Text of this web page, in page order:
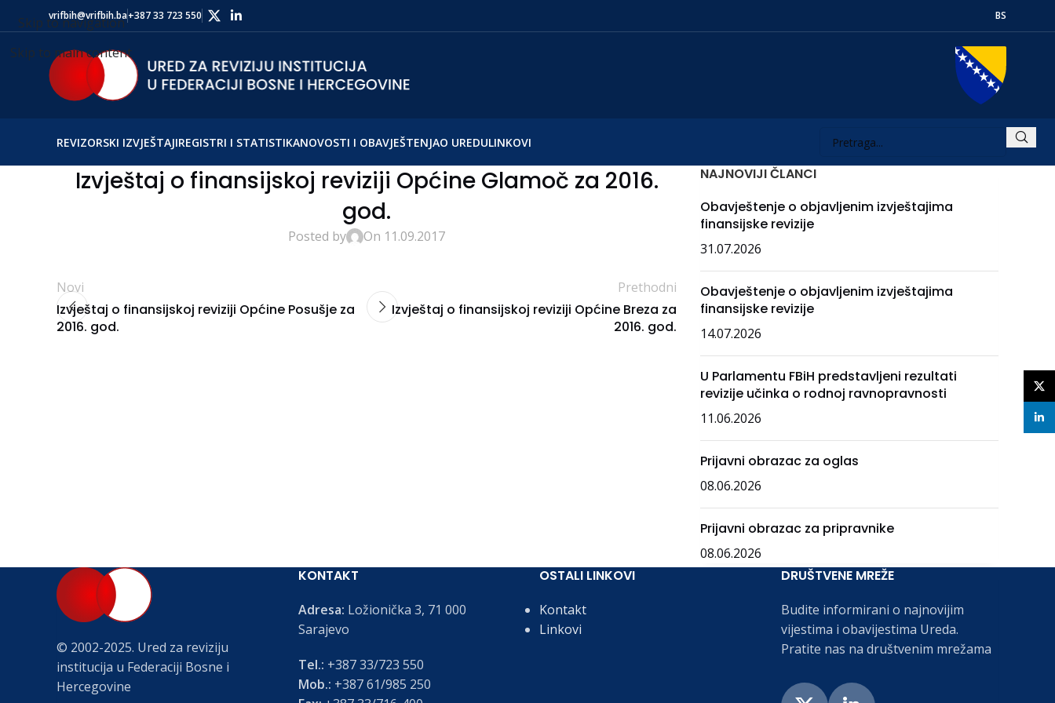
Skip to navigation
Skip to main content
vrifbih@vrifbih.ba+387 33 723 550 BS
REVIZORSKI IZVJEŠTAJIREGISTRI I STATISTIKANOVOSTI I OBAVJEŠTENJAO UREDULINKOVI
Izvještaj o finansijskoj reviziji Općine Glamoč za 2016.
god.
Posted by On 11.09.2017
Novi
Izvještaj o finansijskoj reviziji Općine Posušje za
2016. god.
Prethodni
Izvještaj o finansijskoj reviziji Općine Breza za
2016. god.
NAJNOVIJI ČLANCI
Obavještenje o objavljenim izvještajima
finansijske revizije
31.07.2026
Obavještenje o objavljenim izvještajima
finansijske revizije
14.07.2026
U Parlamentu FBiH predstavljeni rezultati
revizije učinka o rodnoj ravnopravnosti
11.06.2026
Prijavni obrazac za oglas
08.06.2026
Prijavni obrazac za pripravnike
08.06.2026
© 2002-2025. Ured za reviziju
institucija u Federaciji Bosne i
Hercegovine
KONTAKT
Adresa: Ložionička 3, 71 000
Sarajevo
Tel.: +387 33/723 550
Mob.: +387 61/985 250
OSTALI LINKOVI
Kontakt
Linkovi
DRUŠTVENE MREŽE
Budite informirani o najnovijim
vijestima i obavijestima Ureda.
Pratite nas na društvenim mrežama